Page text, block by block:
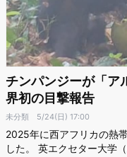
チンパンジーが「ア
界初の目撃報告
未分類 5/24(日) 17:00
2025年に西アフリカの熱
した。 英エクセター大学